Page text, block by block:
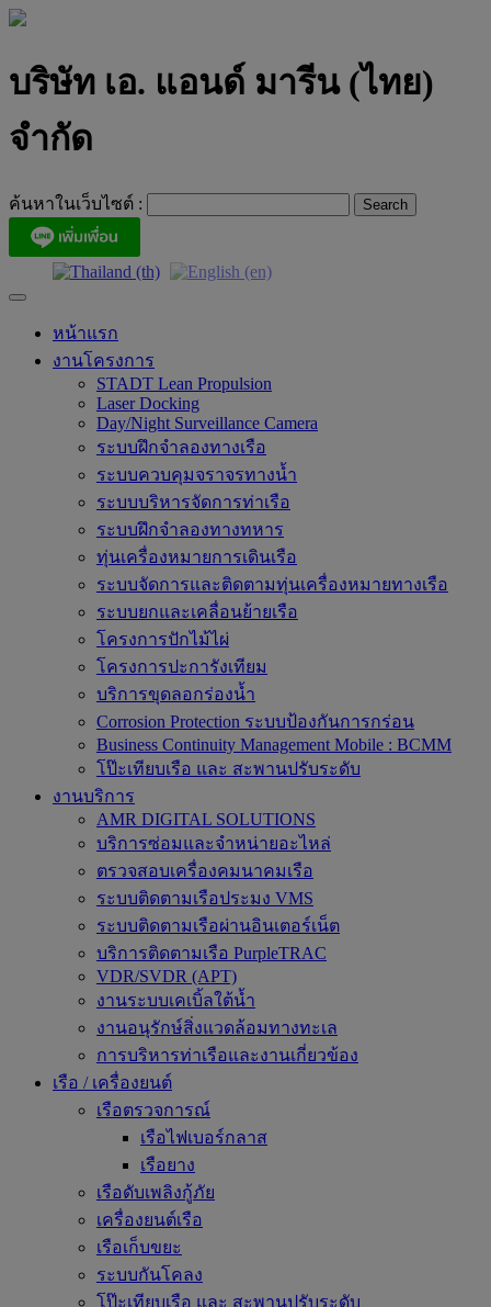
Skip
บริษัท เอ. แอนด์ มารีน (ไทย)
จำกัด
ค้นหาในเว็บไซต์ :
หน้าแรก
งานโครงการ
STADT Lean Propulsion
Laser Docking
Day/Night Surveillance Camera
ระบบฝึกจำลองทางเรือ
ระบบควบคุมจราจรทางน้ำ
ระบบบริหารจัดการท่าเรือ
ระบบฝึกจำลองทางทหาร
ทุ่นเครื่องหมายการเดินเรือ
ระบบจัดการและติดตามทุ่นเครื่องหมายทางเรือ
ระบบยกและเคลื่อนย้ายเรือ
โครงการปักไม้ไผ่
โครงการปะการังเทียม
บริการขุดลอกร่องน้ำ
Corrosion Protection ระบบป้องกันการกร่อน
Business Continuity Management Mobile : BCMM
โป๊ะเทียบเรือ และ สะพานปรับระดับ
งานบริการ
AMR DIGITAL SOLUTIONS
บริการซ่อมและจำหน่ายอะไหล่
ตรวจสอบเครื่องคมนาคมเรือ
ระบบติดตามเรือประมง VMS
ระบบติดตามเรือผ่านอินเตอร์เน็ต
บริการติดตามเรือ PurpleTRAC
VDR/SVDR (APT)
งานระบบเคเบิ้ลใต้น้ำ
งานอนุรักษ์สิ่งแวดล้อมทางทะเล
การบริหารท่าเรือและงานเกี่ยวข้อง
เรือ / เครื่องยนต์
เรือตรวจการณ์
เรือไฟเบอร์กลาส
เรือยาง
เรือดับเพลิงกู้ภัย
เครื่องยนต์เรือ
เรือเก็บขยะ
ระบบกันโคลง
โป๊ะเทียบเรือ และ สะพานปรับระดับ